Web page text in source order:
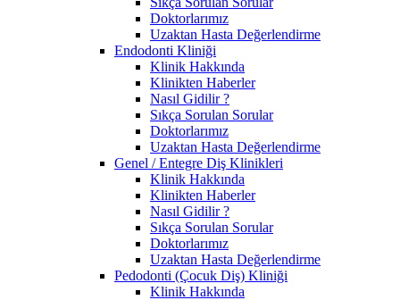
Doktorlarımız
Uzaktan Hasta Değerlendirme
Endodonti Kliniği
Klinik Hakkında
Klinikten Haberler
Nasıl Gidilir ?
Sıkça Sorulan Sorular
Doktorlarımız
Uzaktan Hasta Değerlendirme
Genel / Entegre Diş Klinikleri
Klinik Hakkında
Klinikten Haberler
Nasıl Gidilir ?
Sıkça Sorulan Sorular
Doktorlarımız
Uzaktan Hasta Değerlendirme
Pedodonti (Çocuk Diş) Kliniği
Klinik Hakkında